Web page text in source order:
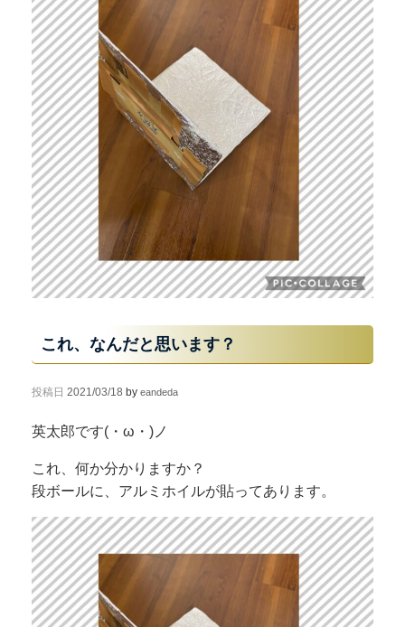
これ、なんだと思います？
投稿日 2021/03/18 by eandeda
英太郎です(・ω・)ノ
これ、何か分かりますか？
段ボールに、アルミホイルが貼ってあります。